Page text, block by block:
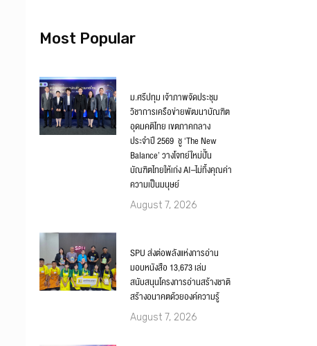
Most Popular
ม.ศรีปทุม เจ้าภาพจัดประชุม
วิชาการเครือข่ายพัฒนาบัณฑิต
อุดมคติไทย เขตภาคกลาง
ประจำปี 2569 ชู ‘The New
Balance’ วางโจทย์ใหม่ปั้น
บัณฑิตไทยให้เก่ง AI–ไม่ทิ้งคุณค่า
ความเป็นมนุษย์
August 7, 2026
SPU ส่งต่อพลังแห่งการอ่าน
มอบหนังสือ 13,673 เล่ม
สนับสนุนโครงการอ่านสร้างชาติ
สร้างอนาคตด้วยองค์ความรู้
August 7, 2026